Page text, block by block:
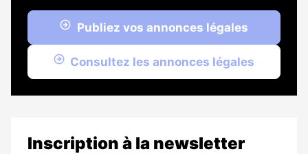
Publiez vos annonces légales
Consultez les annonces légales
Inscription à la newsletter